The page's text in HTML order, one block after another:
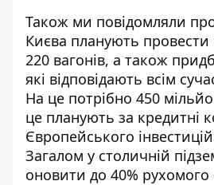
Також ми повідомляли
Києва планують провести
220 вагонів, а також
які відповідають всім
На це потрібно 450
це планують за кредитні
Європейського
Загалом у столичній
оновити до 40% рухомого